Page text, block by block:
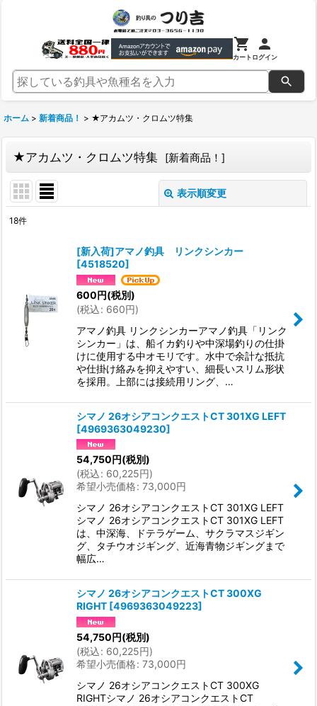
カートログイン
ホーム > 新着商品！ > ★アカムツ・クロムツ特集
★アカムツ・クロムツ特集 [新着商品！ ]
表示順変更
18件
[新入荷]アマノ釣具 リンクシンカー
[4518520]
600円(税別)
(税込: 660円)
アマノ釣具 リンクシンカーアマノ釣具「リンク
シンカー」は、船イカ釣りや中深場釣りの仕掛
けに使用する中オモリです。水中で余計な抵抗
や仕掛け絡みを抑えやすい、細長いスリム形状
を採用。上部には接続用リング、…
シマノ 26オシアコンクエストCT 301XG LEFT
[4969363049230]
54,750円(税別)
(税込: 60,225円)
希望小売価格: 73,000円
シマノ 26オシアコンクエストCT 301XG LEFT
シマノ 26オシアコンクエストCT 301XG LEFT
は、中深海、ドテラゲーム、サクラマスジギン
グ、タチウオジギング、近海青物ジギングまで
幅広…
シマノ 26オシアコンクエストCT 300XG
RIGHT [4969363049223]
54,750円(税別)
(税込: 60,225円)
希望小売価格: 73,000円
シマノ 26オシアコンクエストCT 300XG
RIGHTシマノ 26オシアコンクエストCT